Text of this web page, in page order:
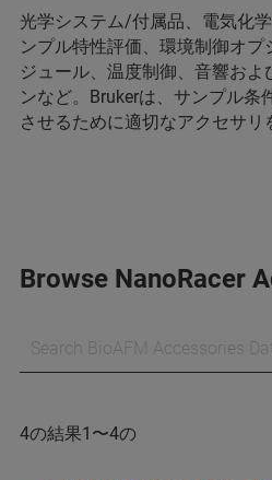
光学システム/付属品、電気化
ンプル特性評価、環境制御オ
ジュール、温度制御、音響およ
ンなど。Brukerは、サンプル条
させるために適切なアクセサリ
Browse NanoRacer
4の結果1〜4の